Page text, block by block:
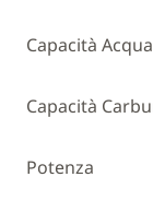
Capacità Acqua
Capacità
Potenza